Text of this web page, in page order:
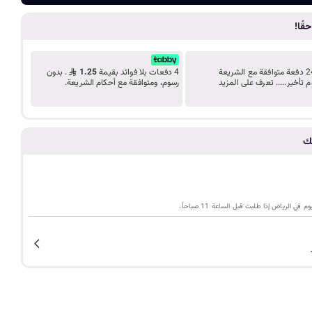
د
ك
ل
م
ب
ي
قسّط مشترياتك على 24 دفعة متوافقة مع الشريعة
تأخير..... تعرف على المزيد
4 دفعات بلا فوائد بقيمة 1.25
. بدون
رسوم، ومتوافقة مع أحكام الشريعة.
الرياض إذا طلبت قبل الساعة 11 صباحاً.